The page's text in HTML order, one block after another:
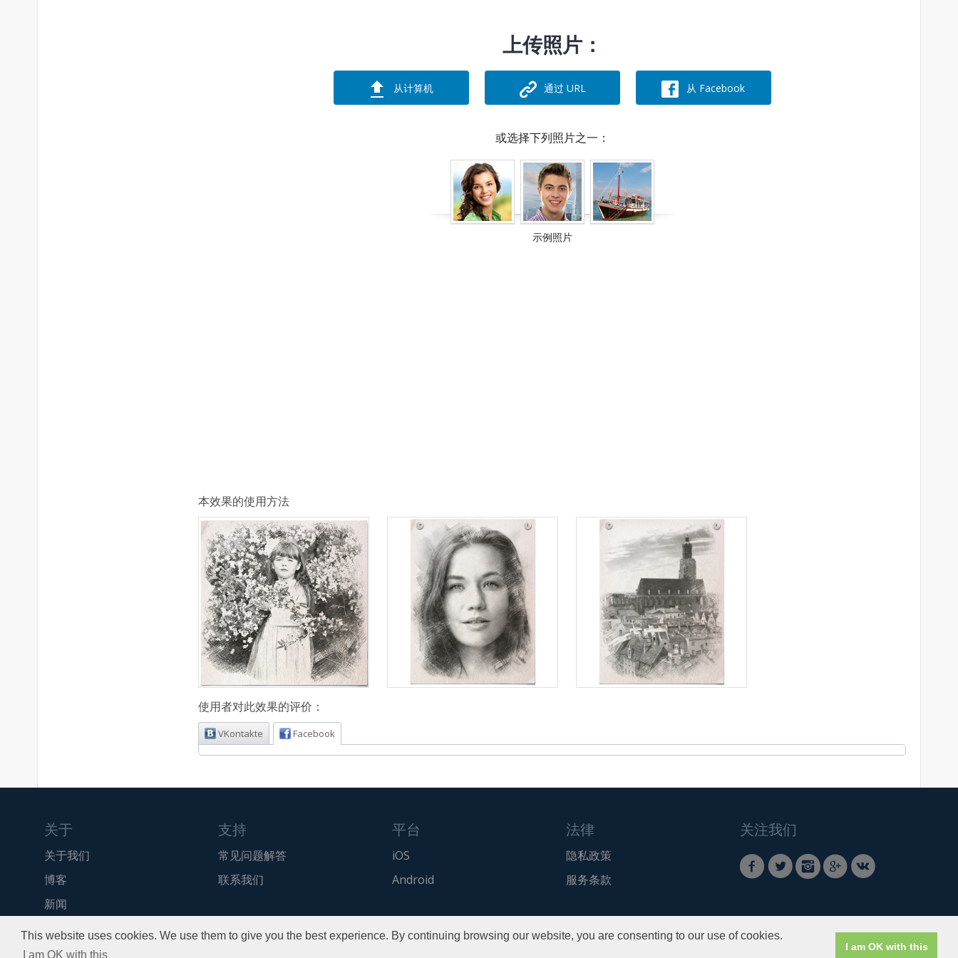
This website uses cookies. We use them to give you the best experience. By continuing browsing our website, you are consenting to our use of cookies.
I am OK with this
I am OK with this
上传照片：
从计算机 通过 URL 从 Facebook
或选择下列照片之一：
示例照片
本效果的使用方法
使用者对此效果的评价：
VKontakte Facebook
关于
关于我们
博客
新闻
API
支持
常见问题解答
联系我们
平台
iOS
Android
法律
隐私政策
服务条款
关注我们